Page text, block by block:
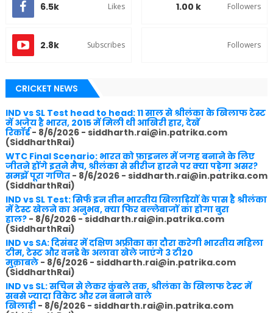
6.5k Likes 1.00 k Followers
2.8k Subscribes Followers
CRICKET NEWS
IND vs SL Test head to head: 11 साल से श्रीलंका के खिलाफ टेस्ट
में अजेय है भारत, 2015 में मिली थी आखिरी हार, देखें
रिकॉर्ड- 8/6/2026- siddharth.rai@in.patrika.com
(SiddharthRai)
WTC Final Scenario: भारत को फ़ाइनल में जगह बनाने के लिए
जीतने होंगे इतने मैच, श्रीलंका से सीरीज हारने पर क्या पड़ेगा असर?
समझें पूरा गणित- 8/6/2026- siddharth.rai@in.patrika.com
(SiddharthRai)
IND vs SL Test: सिर्फ इन तीन भारतीय खिलाड़ियों के पास है श्रीलंका
में टेस्ट खेलने का अनुभव, क्या फिर बल्लेबाजों का होगा बुरा
हाल?- 8/6/2026- siddharth.rai@in.patrika.com
(SiddharthRai)
IND vs SA: दिसंबर में दक्षिण अफ्रीका का दौरा करेगी भारतीय महिला
टीम, टेस्ट और वनडे के अलावा खेले जाएंगे 3 टी20
मुक़ाबले- 8/6/2026- siddharth.rai@in.patrika.com
(SiddharthRai)
IND vs SL: सचिन से लेकर कुंबले तक, श्रीलंका के खिलाफ टेस्ट में
सबसे ज्यादा विकेट और रन बनाने वाले
खिलाड़ी- 8/6/2026- siddharth.rai@in.patrika.com